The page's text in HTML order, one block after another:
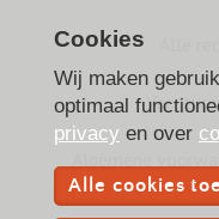
Cookies
Wij maken
optimaal
privacy en over
Alle cookies